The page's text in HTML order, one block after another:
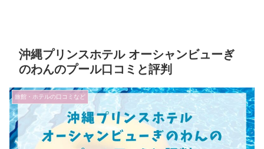
沖縄プリンスホテル オーシャンビューぎ
のわんのプール口コミと評判
旅館・ホテルの口コミなど